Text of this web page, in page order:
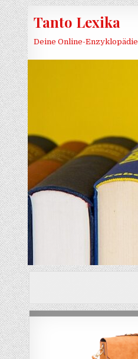
Skip to content
Tanto Lexika
Deine Online-Enzyklopädie